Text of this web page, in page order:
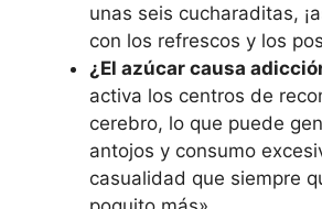
unas seis cucharaditas,
con los refrescos y los
¿El azúcar causa
activa los centros de
cerebro, lo que puede
antojos y consumo
casualidad que siempre